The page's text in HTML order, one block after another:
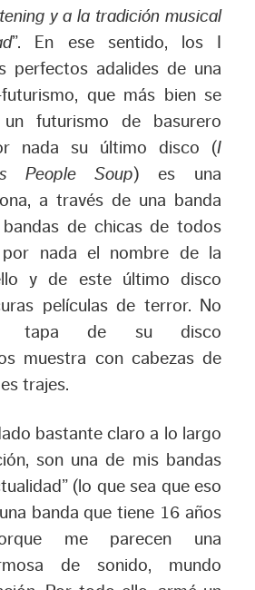
y a la tradición musical
”. En ese sentido, los I
perfectos adalides de una
que más bien se
futurismo de basurero
nada su último disco (I
People Soup) es una
a través de una banda
de chicas de todos
nada el nombre de la
y de este último disco
películas de terror. No
tapa de su disco
muestra con cabezas de
trajes.
bastante claro a lo largo
son una de mis bandas
(lo que sea que eso
banda que tiene 16 años
me parecen una
de sonido, mundo